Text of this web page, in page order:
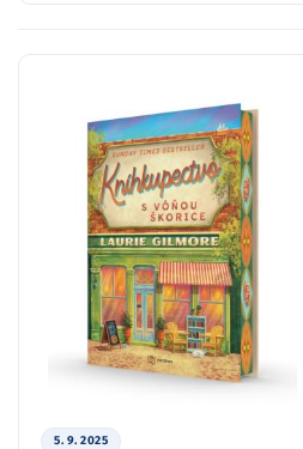
5. 9. 2025